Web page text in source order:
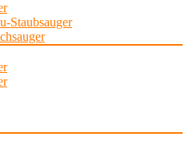
Staubsauger